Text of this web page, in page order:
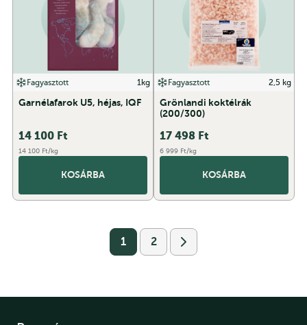
Fagyasztott 1kg
Garnélafarok U5, héjas, IQF
14 100 Ft
14 100 Ft/kg
KOSÁRBA
Fagyasztott 2,5 kg
Grönlandi koktélrák
(200/300)
17 498 Ft
6 999 Ft/kg
KOSÁRBA
1 2